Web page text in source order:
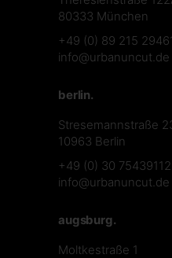
80333 München
+49 (0) 89 215
info@urbanuncut.de
berlin.
Stresemannstraße
10963 Berlin
+49 (0) 30 75439112
info@urbanuncut.de
augsburg.
Moltkestraße 1